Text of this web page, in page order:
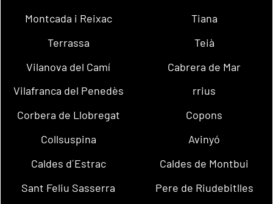
Montcada i Reixac
Tiana
Terrassa
Teià
Vilanova del Camí
Cabrera de Mar
Vilafranca del Penedès
rrius
Corbera de Llobregat
Copons
Collsuspina
Avinyó
Caldes d´Estrac
Caldes de Montbui
Sant Feliu Sasserra
Pere de Riudebitlles